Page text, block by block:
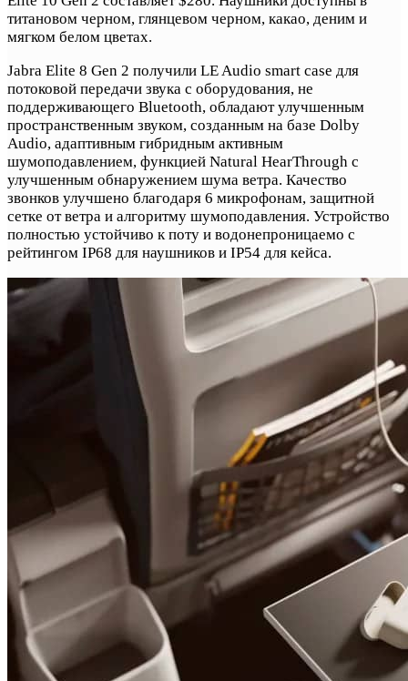
титановом черном, глянцевом черном, какао, деним и
мягком белом цветах.
Jabra Elite 8 Gen 2 получили LE Audio smart case для
потоковой передачи звука с оборудования, не
поддерживающего Bluetooth, обладают улучшенным
пространственным звуком, созданным на базе Dolby
Audio, адаптивным гибридным активным
шумоподавлением, функцией Natural HearThrough с
улучшенным обнаружением шума ветра. Качество
звонков улучшено благодаря 6 микрофонам, защитной
сетке от ветра и алгоритму шумоподавления. Устройство
полностью устойчиво к поту и водонепроницаемо с
рейтингом IP68 для наушников и IP54 для кейса.